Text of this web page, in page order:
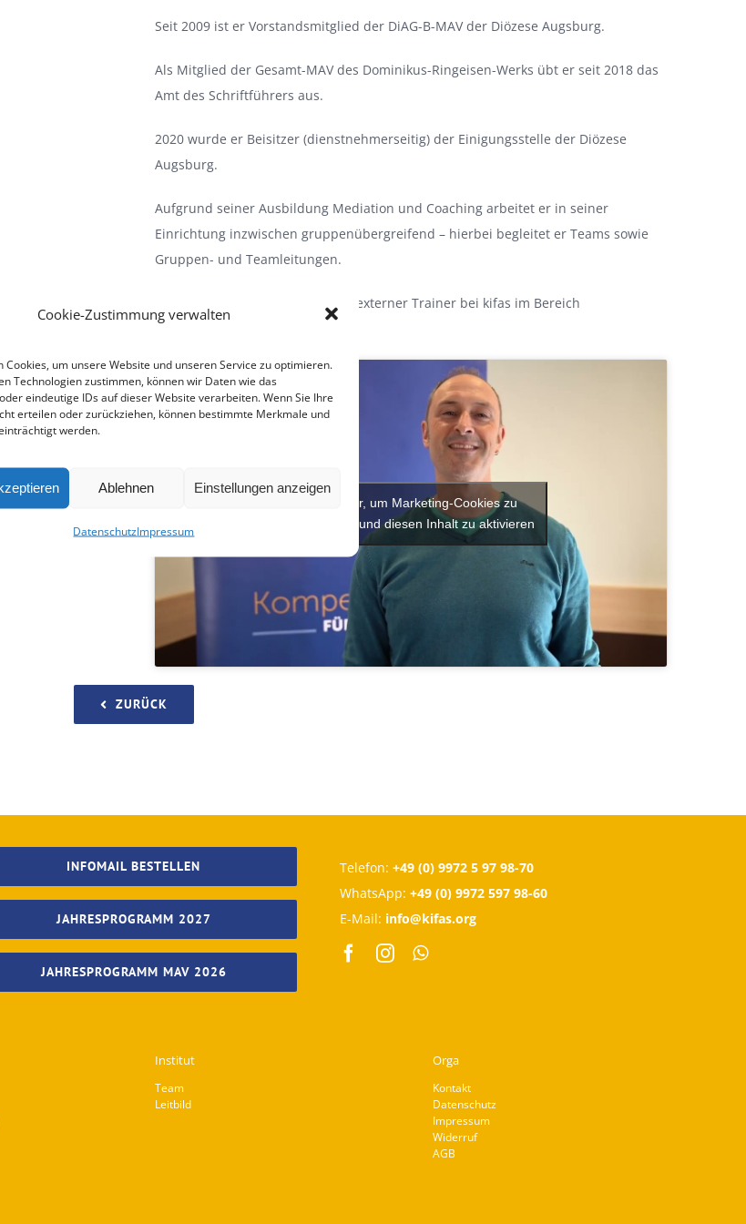
Cookie-Zustimmung verwalten
Cookies, um unsere Website und unseren Service zu optimieren.
Technologien zustimmen, können wir Daten wie das
eindeutige IDs auf dieser Website verarbeiten. Wenn Sie Ihre
erteilen oder zurückziehen, können bestimmte Merkmale und
werden.
Ablehnen Einstellungen anzeigen
DatenschutzImpressum
Seit 2009 ist er Vorstandsmitglied der DiAG-B-MAV der Diözese Augsburg.
Als Mitglied der Gesamt-MAV des Dominikus-Ringeisen-Werks übt er seit 2018 das
Amt des Schriftführers aus.
2020 wurde er Beisitzer (dienstnehmerseitig) der Einigungsstelle der Diözese
Augsburg.
Aufgrund seiner Ausbildung Mediation und Coaching arbeitet er in seiner
Einrichtung inzwischen gruppenübergreifend – hierbei begleitet er Teams sowie
Gruppen- und Teamleitungen.
Seit Oktober 2021 arbeitet er als externer Trainer bei kifas im Bereich
Mitarbeitervertretung.
Klicke hier, um Marketing-Cookies zu
akzeptieren und diesen Inhalt zu aktivieren
ZURÜCK
INFOMAIL BESTELLEN
JAHRESPROGRAMM 2027
JAHRESPROGRAMM MAV 2026
Telefon:+49 (0) 9972 5 97 98-70
WhatsApp:+49 (0) 9972 597 98-60
E-Mail: info@kifas.org
Institut
Team
Leitbild
Orga
Kontakt
Datenschutz
Impressum
Widerruf
AGB